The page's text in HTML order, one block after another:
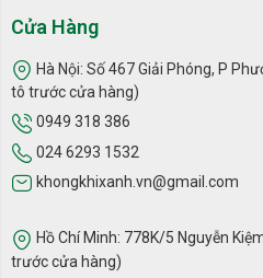
Bánh xe máy lọc không khí LG 2
Cửa Hàng
Hà Nội: Số 467 Giải Phóng, P
tô trước cửa hàng)
0949 318 386
024 6293 1532
khongkhixanh.vn@gmail.com
Hồ Chí Minh: 778K/5 Nguyễn
trước cửa hàng)